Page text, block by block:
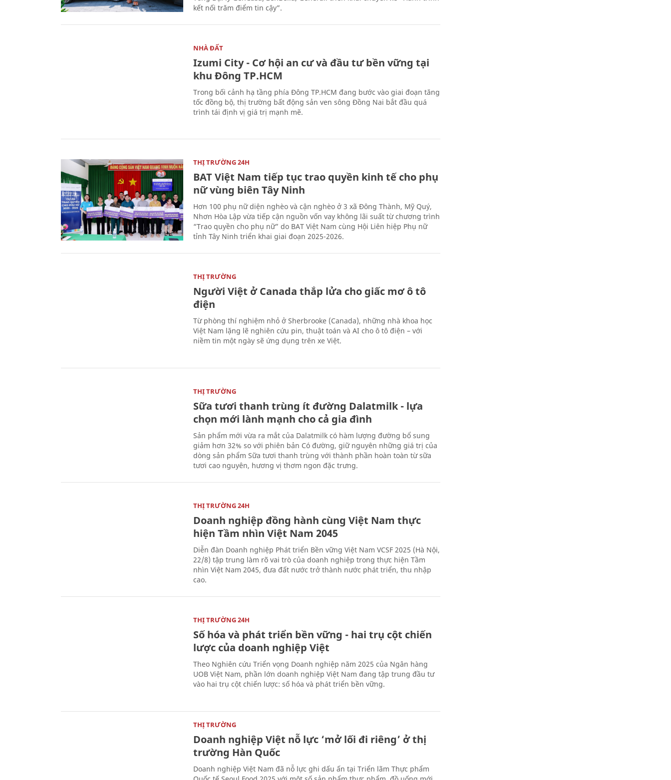
kết nối trăm điểm tin cậy”.
NHÀ ĐẤT
Izumi City - Cơ hội an cư và đầu tư bền vững tại
khu Đông TP.HCM
Trong bối cảnh hạ tầng phía Đông TP.HCM đang bước vào giai đoạn tăng
tốc đồng bộ, thị trường bất động sản ven sông Đồng Nai bắt đầu quá
trình tái định vị giá trị mạnh mẽ.
THỊ TRƯỜNG 24H
BAT Việt Nam tiếp tục trao quyền kinh tế cho phụ
nữ vùng biên Tây Ninh
Hơn 100 phụ nữ diện nghèo và cận nghèo ở 3 xã Đông Thành, Mỹ Quý,
Nhơn Hòa Lập vừa tiếp cận nguồn vốn vay không lãi suất từ chương trình
“Trao quyền cho phụ nữ” do BAT Việt Nam cùng Hội Liên hiệp Phụ nữ
tỉnh Tây Ninh triển khai giai đoạn 2025-2026.
THỊ TRƯỜNG
Người Việt ở Canada thắp lửa cho giấc mơ ô tô
điện
Từ phòng thí nghiệm nhỏ ở Sherbrooke (Canada), những nhà khoa học
Việt Nam lặng lẽ nghiên cứu pin, thuật toán và AI cho ô tô điện – với
niềm tin một ngày sẽ ứng dụng trên xe Việt.
THỊ TRƯỜNG
Sữa tươi thanh trùng ít đường Dalatmilk - lựa
chọn mới lành mạnh cho cả gia đình
Sản phẩm mới vừa ra mắt của Dalatmilk có hàm lượng đường bổ sung
giảm hơn 32% so với phiên bản Có đường, giữ nguyên những giá trị của
dòng sản phẩm Sữa tươi thanh trùng với thành phần hoàn toàn từ sữa
tươi cao nguyên, hương vị thơm ngon đặc trưng.
THỊ TRƯỜNG 24H
Doanh nghiệp đồng hành cùng Việt Nam thực
hiện Tầm nhìn Việt Nam 2045
Diễn đàn Doanh nghiệp Phát triển Bền vững Việt Nam VCSF 2025 (Hà Nội,
22/8) tập trung làm rõ vai trò của doanh nghiệp trong thực hiện Tầm
nhìn Việt Nam 2045, đưa đất nước trở thành nước phát triển, thu nhập
cao.
THỊ TRƯỜNG 24H
Số hóa và phát triển bền vững - hai trụ cột chiến
lược của doanh nghiệp Việt
Theo Nghiên cứu Triển vọng Doanh nghiệp năm 2025 của Ngân hàng
UOB Việt Nam, phần lớn doanh nghiệp Việt Nam đang tập trung đầu tư
vào hai trụ cột chiến lược: số hóa và phát triển bền vững.
THỊ TRƯỜNG
Doanh nghiệp Việt nỗ lực ‘mở lối đi riêng’ ở thị
trường Hàn Quốc
Doanh nghiệp Việt Nam đã nỗ lực ghi dấu ấn tại Triển lãm Thực phẩm